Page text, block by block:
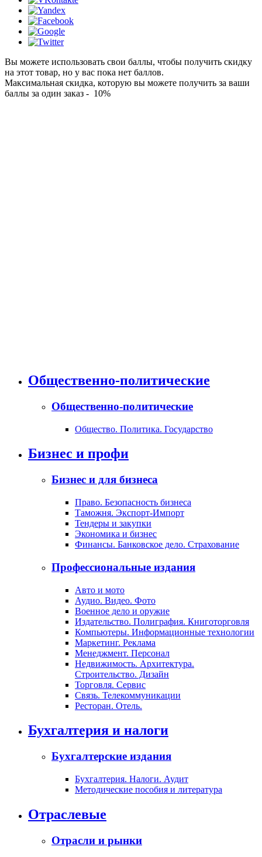
Вы можете использовать свои баллы, чтобы получить скидку
на этот товар, но у вас пока нет баллов.
Максимальная скидка, которую вы можете получить за ваши
баллы за один заказ - 10%
Общественно-политические
Общественно-политические
Общество. Политика. Государство
Бизнес и профи
Бизнес и для бизнеса
Право. Безопасность бизнеса
Таможня. Экспорт-Импорт
Тендеры и закупки
Экономика и бизнес
Финансы. Банковское дело. Страхование
Профессиональные издания
Авто и мото
Аудио. Видео. Фото
Военное дело и оружие
Издательство. Полиграфия. Книготорговля
Компьютеры. Информационные технологии
Маркетинг. Реклама
Менеджмент. Персонал
Недвижимость. Архитектура.
Строительство. Дизайн
Торговля. Сервис
Связь. Телекоммуникации
Ресторан. Отель.
Бухгалтерия и налоги
Бухгалтерские издания
Бухгалтерия. Налоги. Аудит
Методические пособия и литература
Отраслевые
Отрасли и рынки